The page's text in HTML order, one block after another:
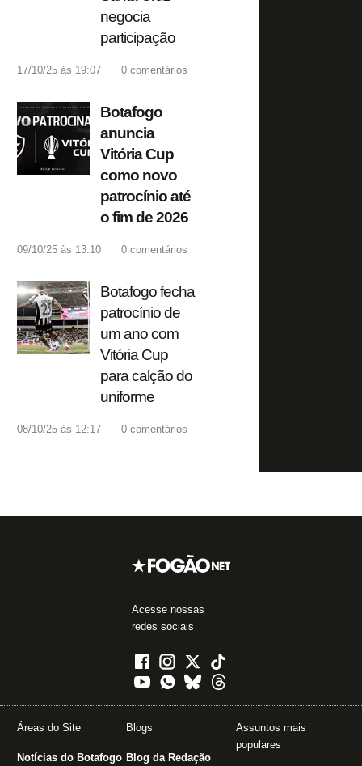
negocia
participação
17/10/25 às 19:07 0 comentários
Botafogo
anuncia
Vitória Cup
como novo
patrocínio até
o fim de 2026
09/10/25 às 13:10 0 comentários
Botafogo fecha
patrocínio de
um ano com
Vitória Cup
para calção do
uniforme
08/10/25 às 12:17 0 comentários
Acesse nossas
redes sociais
Áreas do Site
Notícias do Botafogo
Blogs
Blog da Redação
Assuntos mais
populares